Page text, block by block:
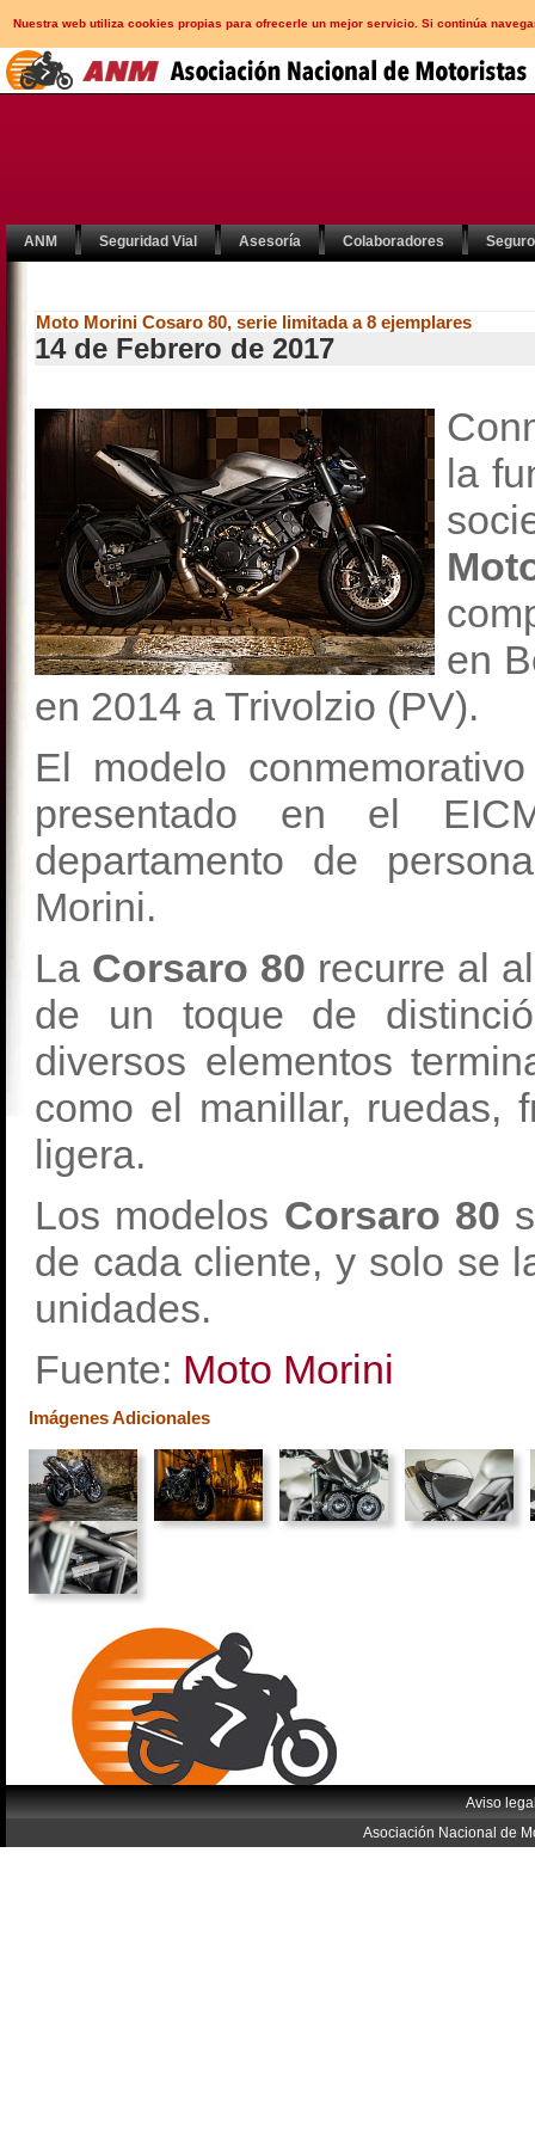
Nuestra web utiliza cookies propias para ofrecerle un mejor servicio. Si continúa
ANM Seguridad Vial Asesoría Colaboradores
Moto Morini Cosaro 80, serie limitada a 8 ejemplares
14 de Febrero de 2017
la
en
en 2014 a Trivolzio (PV).
El modelo
presentado en el
departamento de
Morini.
La Corsaro 80 recurre al
de un toque de
diversos elementos
como el manillar, ruedas,
ligera.
Los modelos Corsaro 80
de cada cliente, y solo se
unidades.
Fuente: Moto Morini
Imágenes Adicionales
Aviso
Asociación Nacional de